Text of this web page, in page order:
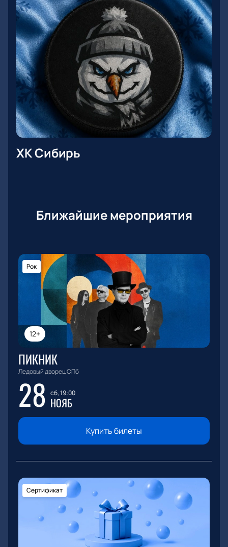
ХК Сибирь
Ближайшие мероприятия
12+
Рок
ПИКНИК
Ледовый дворец СПб
28 сб, 19:00
НОЯБ
Купить билеты
Сертификат